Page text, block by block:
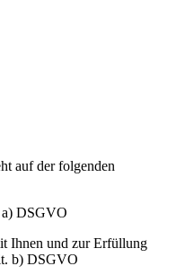
auf der folgenden
DSGVO
Ihnen und zur Erfüllung
b) DSGVO